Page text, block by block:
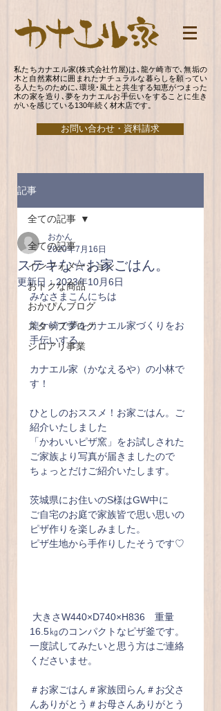
私たちカナエル家(株式会社竹屋)は､龍ケ崎市で､無垢の
木と自然素材に囲まれたナチュラルな暮らしを願ってい
る人たちのために､環境･風土と共生する知恵がつまった
木の家を造り､夢をカナエルお手伝いをすることに生き
がいを感じている130年続く材木店です。
お問い合わせ・資料請求
記事
全ての記事
インフォメーション
おトクな商品
おかぴんブログ
スタッフブログ
シロアリ事業
全ての記事
ステキな☆お家ごはん。
おかん
2020年7月16日
更新日：2023年10月6日
みなさまこんにちは
龍ケ崎で夢をカナエル家づくりをお
手伝いする
カナエル家（かなえるや）の小林で
す！
ひとしのおススメ！お家ごはん。ご
紹介いたしました
「かわいいピザ窯」をお試しされた
ご家族より写真が届きましたので
ちょっとだけご紹介いたします。
茨城県にお住いのS様はGW中に
ご自宅のお庭で家族皆で思い思いの
ピザ作りを楽しみました。
ピザ生地から手作りしたそうです♡
16.5㎏のコンパクトなピザ釜です。
一度試してみたいと思う方はご連絡
くださいませ。
＃お家ごはん＃家族団らん＃お父さ
んありがとう＃お母さんありがとう